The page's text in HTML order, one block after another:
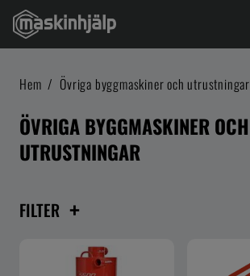
Hem / Övriga byggmaskiner och utrustningar
ÖVRIGA BYGGMASKINER OCH
UTRUSTNINGAR
FILTER +